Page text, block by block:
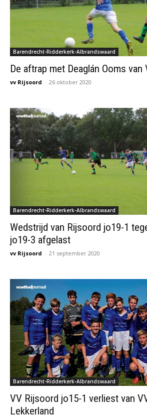
Barendrecht-Ridderkerk-Albrandswaard
De aftrap met Deaglán Ooms van
vv Rijsoord - 26 oktober 2020
Barendrecht-Ridderkerk-Albrandswaard
Wedstrijd van Rijsoord jo19-1
jo19-3 afgelast
vv Rijsoord - 21 september 2020
Barendrecht-Ridderkerk-Albrandswaard
VV Rijsoord jo15-1 verliest van
Lekkerland